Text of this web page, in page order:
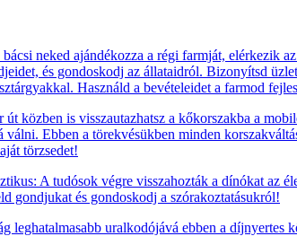
neked ajándékozza a régi farmját, elérkezik
és gondoskodj az állataidról. Bizonyítsd
Használd a bevételeidet a farmod
közben is visszautazhatsz a kőkorszakba a
Ebben a törekvésükben minden
törzsedet!
A tudósok végre visszahozták a dínókat az
gondjukat és gondoskodj a szórakoztatásukról!
leghatalmasabb uralkodójává ebben a díjnyertes